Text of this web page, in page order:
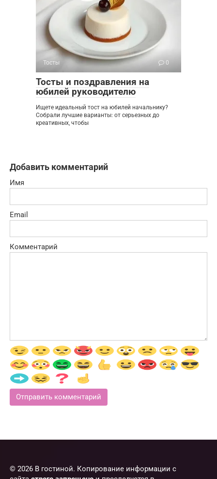
Тосты 0
Тосты и поздравления на
юбилей руководителю
Ищете идеальный тост на юбилей начальнику?
Собрали лучшие варианты: от серьезных до
креативных, чтобы
Добавить комментарий
Имя
Email
Комментарий
© 2026 В гостиной. Копирование информации с